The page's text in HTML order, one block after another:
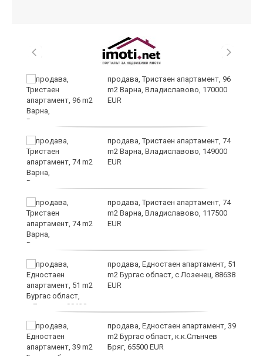
продава, Тристаен апартамент, 96
m2 Варна, Владиславово, 170000
EUR
продава, Тристаен апартамент, 74
m2 Варна, Владиславово, 149000
EUR
продава, Тристаен апартамент, 74
m2 Варна, Владиславово, 117500
EUR
продава, Едностаен апартамент, 51
m2 Бургас област, с.Лозенец, 88638
EUR
продава, Едностаен апартамент, 39
m2 Бургас област, к.к.Слънчев
Бряг, 65500 EUR